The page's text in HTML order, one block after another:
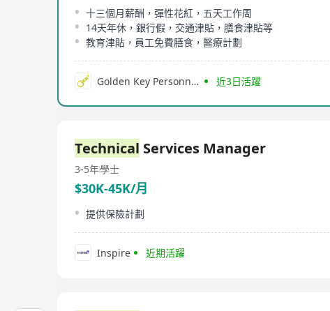
十三個月薪酬，彈性花紅，五天工作周
14天年休，銀行假，交通津貼，膳食津貼等
教育津貼，員工免費膳食，醫療計劃
Golden Key Personnel Consultancy Limited 近3日活躍
Technical Services Manager
3-5年學士
$30K-45K/月
提供保險計劃
Inspire 近期活躍